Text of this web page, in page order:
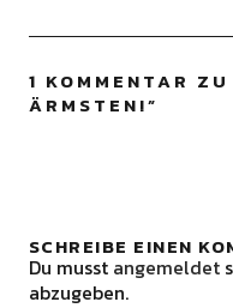
1 KOMMENTAR ZU
ÄRMSTEN!”
SCHREIBE EINEN
Du musst angemeldet
abzugeben.